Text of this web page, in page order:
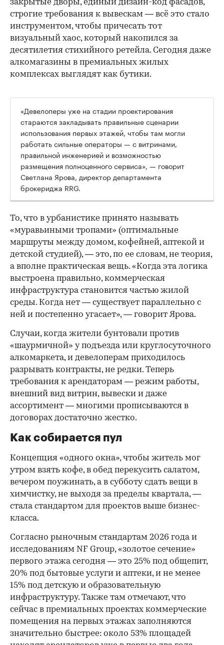
закрытые дворы, единый дизайн-код фасадов,
строгие требования к вывескам — всё это стало
инструментом, чтобы причесать тот
визуальный хаос, который накопился за
десятилетия стихийного ретейла. Сегодня даже
алкомагазины в премиальных жилых
комплексах выглядят как бутики.
00:00
«Девелоперы уже на стадии проектирования
стараются закладывать правильные сценарии
использования первых этажей, чтобы там могли
работать сильные операторы — с витринами,
правильной инженерией и возможностью
размещения полноценного сервиса», — говорит
Светлана Ярова, директор департамента
брокериджа RRG.
То, что в урбанистике принято называть
«муравьиными тропами» (оптимальные
маршруты между домом, кофейней, аптекой и
детской студией), — это, по ее словам, не теория,
а вполне практическая вещь. «Когда эта логика
выстроена правильно, коммерческая
инфраструктура становится частью жилой
среды. Когда нет — существует параллельно с
ней и постепенно угасает», — говорит Ярова.
Случаи, когда жители бунтовали против
«шаурмичной» у подъезда или круглосуточного
алкомаркета, и девелоперам приходилось
разрывать контракты, не редки. Теперь
требования к арендаторам — режим работы,
внешний вид витрин, вывески и даже
ассортимент — многими прописываются в
договорах достаточно жестко.
Как собирается пул
Концепция «одного окна», чтобы житель мог
утром взять кофе, в обед перекусить салатом,
вечером поужинать, а в субботу сдать вещи в
химчистку, не выходя за пределы квартала, —
стала стандартом для проектов выше бизнес-
класса.
Согласно рыночным стандартам 2026 года и
исследованиям NF Group, «золотое сечение»
первого этажа сегодня — это 25% под общепит,
20% под бытовые услуги и аптеки, и не менее
15% под детскую и образовательную
инфраструктуру. Также там отмечают, что
сейчас в премиальных проектах коммерческие
помещения на первых этажах заполняются
значительно быстрее: около 53% площадей